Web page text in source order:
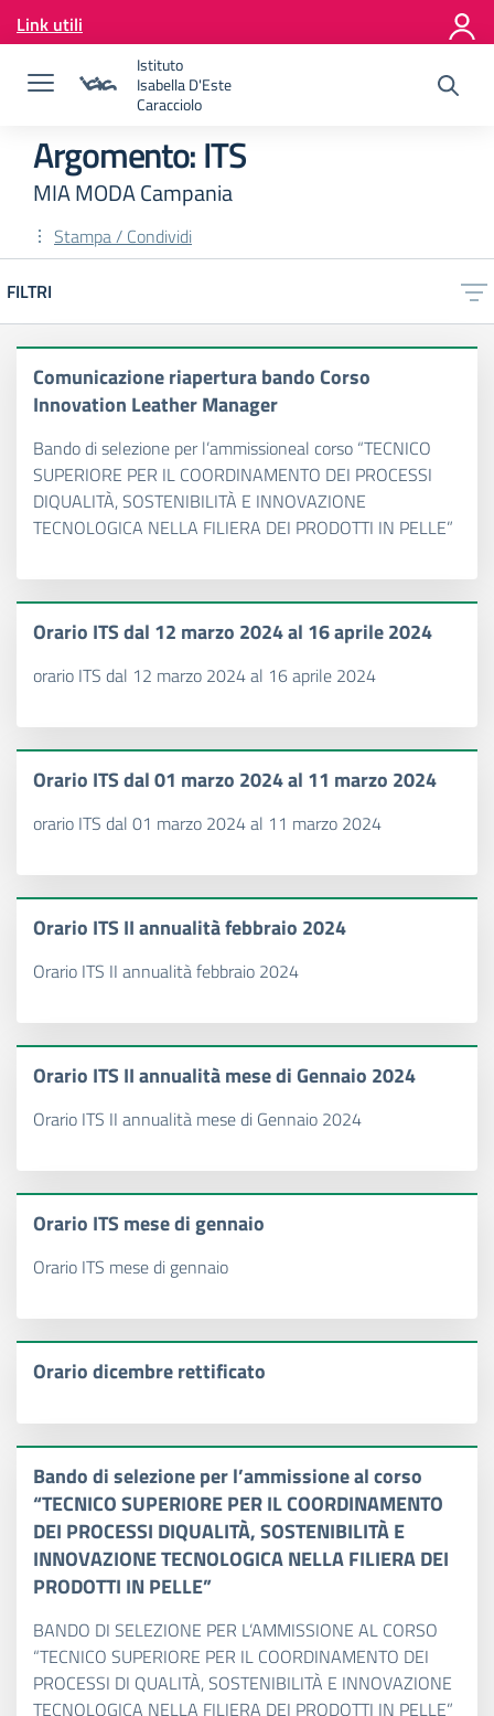
Vai ai contenuti
Vai al menu di navigazione
Link utili
Istituto
Isabella D'Este
Caracciolo
Argomento: ITS
MIA MODA Campania
Stampa / Condividi
FILTRI
Comunicazione riapertura bando Corso
Innovation Leather Manager
Bando di selezione per l’ammissioneal corso “TECNICO
SUPERIORE PER IL COORDINAMENTO DEI PROCESSI
DIQUALITÀ, SOSTENIBILITÀ E INNOVAZIONE
TECNOLOGICA NELLA FILIERA DEI PRODOTTI IN PELLE”
Orario ITS dal 12 marzo 2024 al 16 aprile 2024
orario ITS dal 12 marzo 2024 al 16 aprile 2024
Orario ITS dal 01 marzo 2024 al 11 marzo 2024
orario ITS dal 01 marzo 2024 al 11 marzo 2024
Orario ITS II annualità febbraio 2024
Orario ITS II annualità febbraio 2024
Orario ITS II annualità mese di Gennaio 2024
Orario ITS II annualità mese di Gennaio 2024
Orario ITS mese di gennaio
Orario ITS mese di gennaio
Orario dicembre rettificato
Bando di selezione per l’ammissione al corso
“TECNICO SUPERIORE PER IL COORDINAMENTO
DEI PROCESSI DIQUALITÀ, SOSTENIBILITÀ E
INNOVAZIONE TECNOLOGICA NELLA FILIERA DEI
PRODOTTI IN PELLE”
BANDO DI SELEZIONE PER L’AMMISSIONE AL CORSO
“TECNICO SUPERIORE PER IL COORDINAMENTO DEI
PROCESSI DI QUALITÀ, SOSTENIBILITÀ E INNOVAZIONE
TECNOLOGICA NELLA FILIERA DEI PRODOTTI IN PELLE”